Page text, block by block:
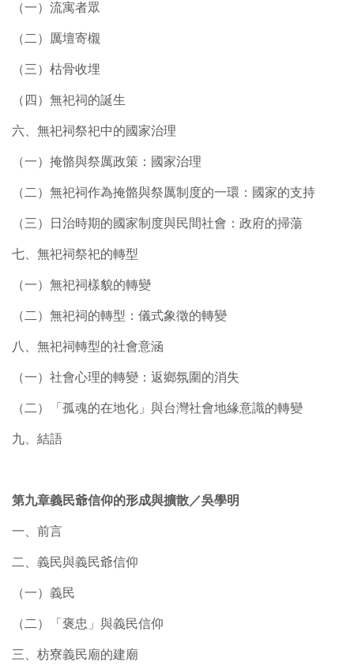
（一）流寓者眾
（二）厲壇寄櫬
（三）枯骨收埋
（四）無祀祠的誕生
六、無祀祠祭祀中的國家治理
（一）掩骼與祭厲政策：國家治理
（二）無祀祠作為掩骼與祭厲制度的一環：國家的支持
（三）日治時期的國家制度與民間社會：政府的掃蕩
七、無祀祠祭祀的轉型
（一）無祀祠樣貌的轉變
（二）無祀祠的轉型：儀式象徵的轉變
八、無祀祠轉型的社會意涵
（一）社會心理的轉變：返鄉氛圍的消失
（二）「孤魂的在地化」與台灣社會地緣意識的轉變
九、結語
第九章義民爺信仰的形成與擴散／吳學明
一、前言
二、義民與義民爺信仰
（一）義民
（二）「褒忠」與義民信仰
三、枋寮義民廟的建廟